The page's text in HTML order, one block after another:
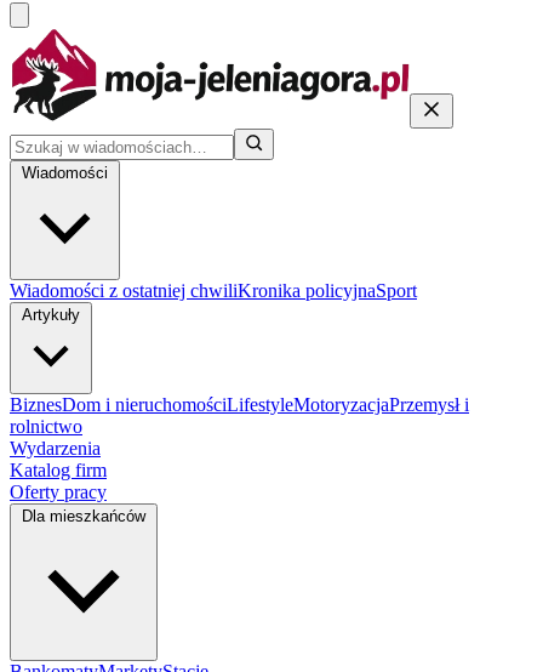
Wiadomości
Wiadomości z ostatniej chwiliKronika policyjnaSport
Artykuły
BiznesDom i nieruchomościLifestyleMotoryzacjaPrzemysł i
rolnictwo
Wydarzenia
Katalog firm
Oferty pracy
Dla mieszkańców